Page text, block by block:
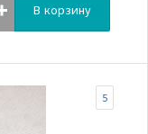
В корзину
5